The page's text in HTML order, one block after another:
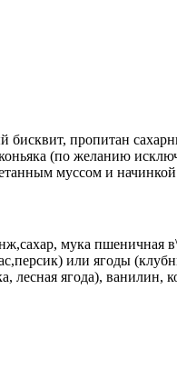
бисквит, пропитан
(по желанию
муссом и
мука пшеничная
или ягоды
лесная ягода), ванилин,